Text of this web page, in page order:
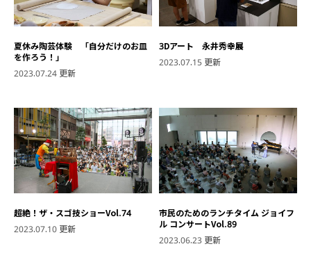
夏休み陶芸体験 「自分だけのお皿
を作ろう！」
2023.07.24 更新
3Dアート 永井秀幸展
2023.07.15 更新
超絶！ザ・スゴ技ショーVol.74
2023.07.10 更新
市民のためのランチタイム ジョイフ
ル コンサートVol.89
2023.06.23 更新